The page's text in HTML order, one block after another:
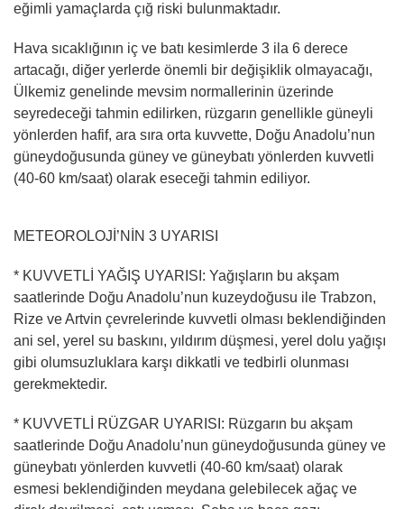
eğimli yamaçlarda çığ riski bulunmaktadır.
Hava sıcaklığının iç ve batı kesimlerde 3 ila 6 derece
artacağı, diğer yerlerde önemli bir değişiklik olmayacağı,
Ülkemiz genelinde mevsim normallerinin üzerinde
seyredeceği tahmin edilirken, rüzgarın genellikle güneyli
yönlerden hafif, ara sıra orta kuvvette, Doğu Anadolu’nun
güneydoğusunda güney ve güneybatı yönlerden kuvvetli
(40-60 km/saat) olarak eseceği tahmin ediliyor.
METEOROLOJİ’NİN 3 UYARISI
* KUVVETLİ YAĞIŞ UYARISI: Yağışların bu akşam
saatlerinde Doğu Anadolu’nun kuzeydoğusu ile Trabzon,
Rize ve Artvin çevrelerinde kuvvetli olması beklendiğinden
ani sel, yerel su baskını, yıldırım düşmesi, yerel dolu yağışı
gibi olumsuzluklara karşı dikkatli ve tedbirli olunması
gerekmektedir.
* KUVVETLİ RÜZGAR UYARISI: Rüzgarın bu akşam
saatlerinde Doğu Anadolu’nun güneydoğusunda güney ve
güneybatı yönlerden kuvvetli (40-60 km/saat) olarak
esmesi beklendiğinden meydana gelebilecek ağaç ve